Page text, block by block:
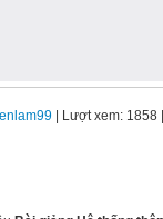
| Lượt xem: 1858